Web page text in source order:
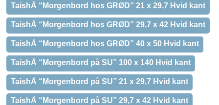
TaishÅ “Morgenbord hos GRØD” 21 x 29,7 Hvid kant
TaishÅ “Morgenbord hos GRØD” 29,7 x 42 Hvid kant
TaishÅ “Morgenbord hos GRØD” 40 x 50 Hvid kant
TaishÅ “Morgenbord på SU” 100 x 140 Hvid kant
TaishÅ “Morgenbord på SU” 21 x 29,7 Hvid kant
TaishÅ “Morgenbord på SU” 29,7 x 42 Hvid kant